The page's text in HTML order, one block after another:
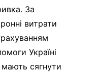
За
витрати
Україні
сягнути